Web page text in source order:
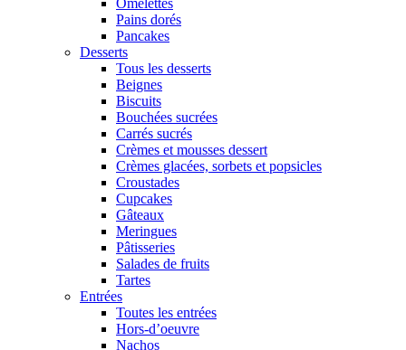
Omelettes
Pains dorés
Pancakes
Desserts
Tous les desserts
Beignes
Biscuits
Bouchées sucrées
Carrés sucrés
Crèmes et mousses dessert
Crèmes glacées, sorbets et popsicles
Croustades
Cupcakes
Gâteaux
Meringues
Pâtisseries
Salades de fruits
Tartes
Entrées
Toutes les entrées
Hors-d’oeuvre
Nachos